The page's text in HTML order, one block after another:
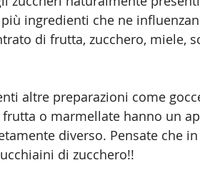
ingredienti che ne
di frutta, zucchero, miele,
altre preparazioni come
o marmellate hanno un
diverso. Pensate che
di zucchero!!